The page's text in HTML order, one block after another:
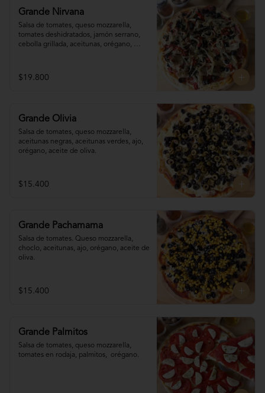
Grande Nirvana
Salsa de tomates, queso mozzarella,
tomates deshidratados, jamón serrano,
cebolla grillada, aceitunas, orégano,
$19.800
Grande Olivia
Salsa de tomates, queso mozzarella,
aceitunas negras, aceitunas verdes, ajo,
orégano, aceite de oliva.
$15.400
Grande Pachamama
Salsa de tomates. Queso mozzarella,
choclo, aceitunas, ajo, orégano, aceite de
oliva.
$15.400
Grande Palmitos
Salsa de tomates, queso mozzarella,
tomates en rodaja, palmitos,  orégano.